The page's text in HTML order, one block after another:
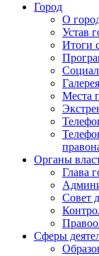
Город
О
Устав
Итоги
Места
Органы
Глава
Совет
Сферы